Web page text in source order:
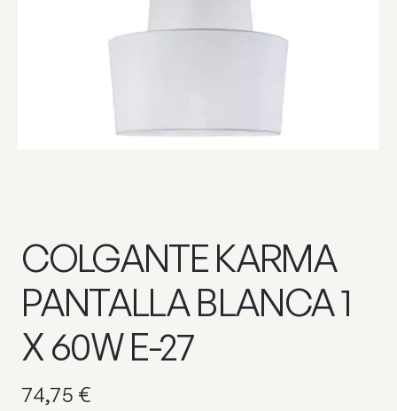
COLGANTE KARMA
PANTALLA BLANCA 1
X 60W E-27
74,75 €